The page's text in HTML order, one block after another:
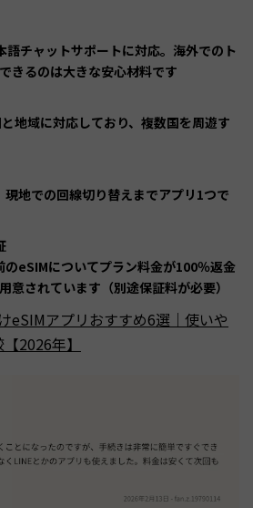
語チャットサポートに対応。海外でのト
きるのは大きな安心材料です
地域に対応しており、複数国を周遊す
地での回線切り替えまでアプリ1つで
のeSIMについてプラン料金が100％返金
意されています（別途保証料が必要）
eSIMアプリおすすめ6選｜使いや
2026年】